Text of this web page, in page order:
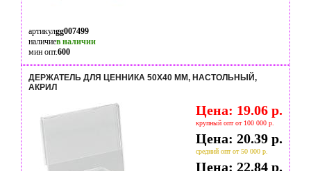
артикулgg007499
наличиев наличии
мин опт.600
ДЕРЖАТЕЛЬ ДЛЯ ЦЕННИКА 50Х40 ММ, НАСТОЛЬНЫЙ,
АКРИЛ
Цена: 19.06 р.
крупный опт от 100 000 р.
Цена: 20.39 р.
средний опт от 50 000 р.
Цена: 22.84 р.